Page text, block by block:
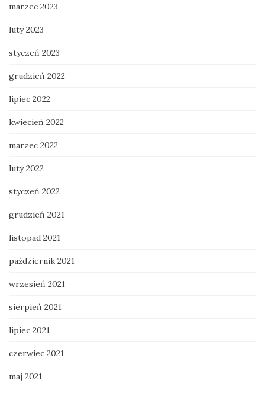
marzec 2023
luty 2023
styczeń 2023
grudzień 2022
lipiec 2022
kwiecień 2022
marzec 2022
luty 2022
styczeń 2022
grudzień 2021
listopad 2021
październik 2021
wrzesień 2021
sierpień 2021
lipiec 2021
czerwiec 2021
maj 2021